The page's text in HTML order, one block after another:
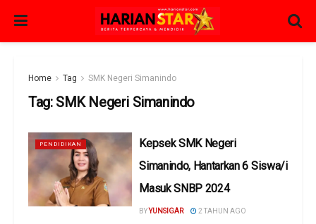
Home Tag SMK Negeri Simanindo
Tag: SMK Negeri Simanindo
PENDIDIKAN
Kepsek SMK Negeri
Simanindo, Hantarkan 6 Siswa/i
Masuk SNBP 2024
BYYUNSIGAR 2 TAHUN AGO